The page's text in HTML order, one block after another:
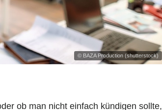
© BAZA Production (shutterstock)
ob man nicht einfach kündigen sollte,